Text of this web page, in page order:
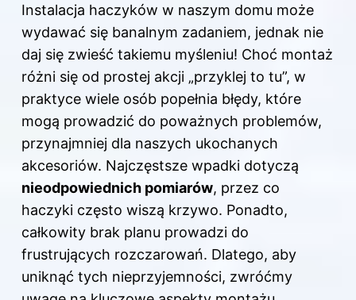
Instalacja haczyków w naszym domu może
wydawać się banalnym zadaniem, jednak nie
daj się zwieść takiemu myśleniu! Choć montaż
różni się od prostej akcji „przyklej to tu”, w
praktyce wiele osób popełnia błędy, które
mogą prowadzić do poważnych problemów,
przynajmniej dla naszych ukochanych
akcesoriów. Najczęstsze wpadki dotyczą
nieodpowiednich pomiarów, przez co
haczyki często wiszą krzywo. Ponadto,
całkowity brak planu prowadzi do
frustrujących rozczarowań. Dlatego, aby
uniknąć tych nieprzyjemności, zwróćmy